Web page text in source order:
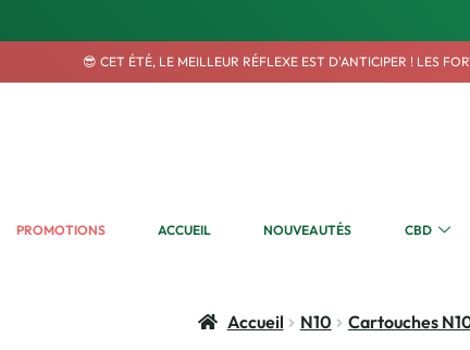
😎 CET ÉTÉ, LE MEILLEUR RÉFLEXE EST D'ANTICIPER ! LES
PROMOTIONS ACCUEIL NOUVEAUTÉS CBD
Accueil N10 Cartouches